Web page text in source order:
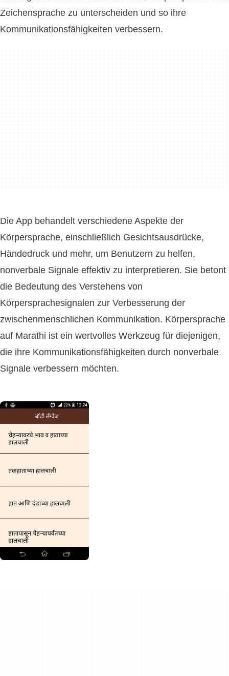
Zeichensprache zu unterscheiden und so ihre
Kommunikationsfähigkeiten verbessern.
Die App behandelt verschiedene Aspekte der
Körpersprache, einschließlich Gesichtsausdrücke,
Händedruck und mehr, um Benutzern zu helfen,
nonverbale Signale effektiv zu interpretieren. Sie betont
die Bedeutung des Verstehens von
Körpersprachesignalen zur Verbesserung der
zwischenmenschlichen Kommunikation. Körpersprache
auf Marathi ist ein wertvolles Werkzeug für diejenigen,
die ihre Kommunikationsfähigkeiten durch nonverbale
Signale verbessern möchten.